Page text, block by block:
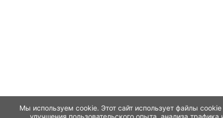
Мы используем cookie. Этот сайт использует файлы cookie
улучшения пользовательского опыта, анализа трафика